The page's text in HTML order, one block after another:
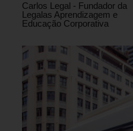
Carlos Legal - Fundador da
Legalas Aprendizagem e
Educação Corporativa